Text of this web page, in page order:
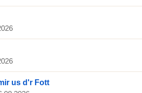
us d'r Fott